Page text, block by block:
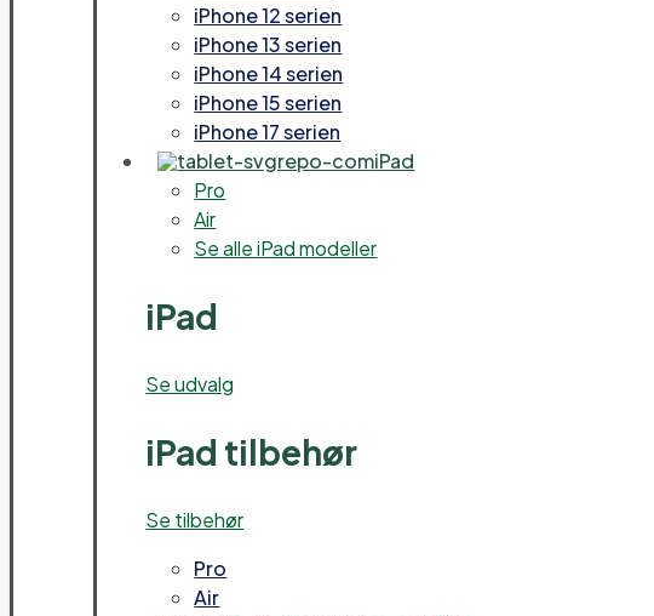
iPhone 12 serien
iPhone 13 serien
iPhone 14 serien
iPhone 15 serien
iPhone 17 serien
iPad
Pro
Air
Se alle iPad modeller
iPad
Se udvalg
iPad tilbehør
Se tilbehør
Pro
Air